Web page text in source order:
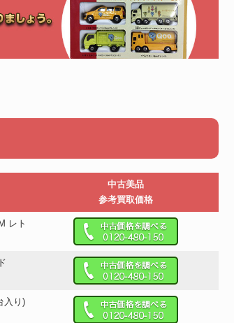
中古美品
参考買取価格
レト
入り)